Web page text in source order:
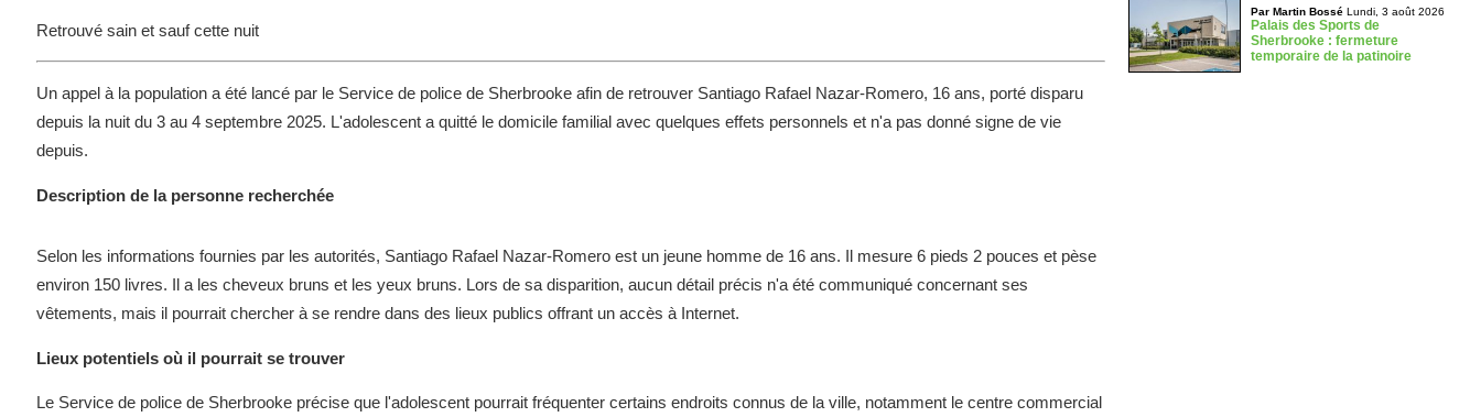
Retrouvé sain et sauf cette nuit
Un appel à la population a été lancé par le Service de police de Sherbrooke afin de retrouver Santiago Rafael Nazar-Romero, 16 ans, porté disparu
depuis la nuit du 3 au 4 septembre 2025. L'adolescent a quitté le domicile familial avec quelques effets personnels et n'a pas donné signe de vie
depuis.
Description de la personne recherchée
Selon les informations fournies par les autorités, Santiago Rafael Nazar-Romero est un jeune homme de 16 ans. Il mesure 6 pieds 2 pouces et pèse
environ 150 livres. Il a les cheveux bruns et les yeux bruns. Lors de sa disparition, aucun détail précis n'a été communiqué concernant ses
vêtements, mais il pourrait chercher à se rendre dans des lieux publics offrant un accès à Internet.
Lieux potentiels où il pourrait se trouver
Le Service de police de Sherbrooke précise que l'adolescent pourrait fréquenter certains endroits connus de la ville, notamment le centre commercial
Par Martin Bossé Lundi, 3 août 2026
Palais des Sports de
Sherbrooke : fermeture
temporaire de la patinoire